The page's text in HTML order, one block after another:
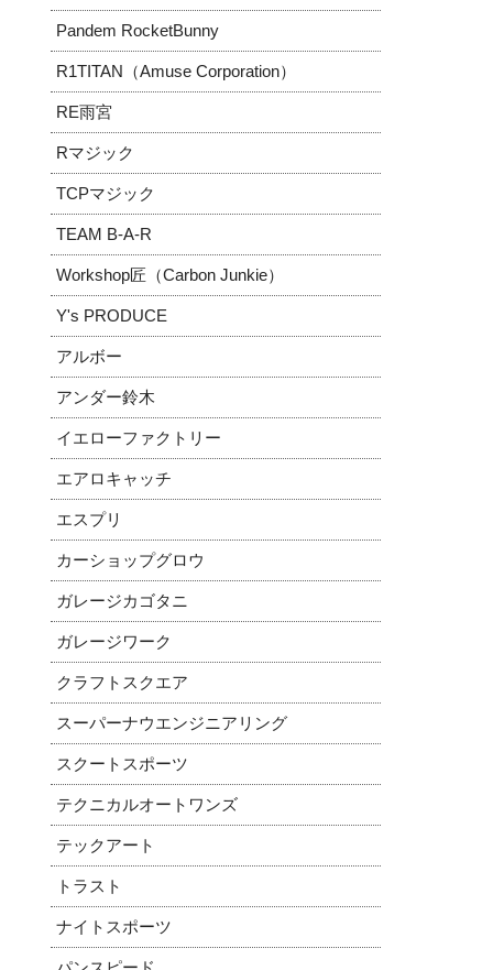
Pandem RocketBunny
R1TITAN（Amuse Corporation）
RE雨宮
Rマジック
TCPマジック
TEAM B-A-R
Workshop匠（Carbon Junkie）
Y's PRODUCE
アルボー
アンダー鈴木
イエローファクトリー
エアロキャッチ
エスプリ
カーショップグロウ
ガレージカゴタニ
ガレージワーク
クラフトスクエア
スーパーナウエンジニアリング
スクートスポーツ
テクニカルオートワンズ
テックアート
トラスト
ナイトスポーツ